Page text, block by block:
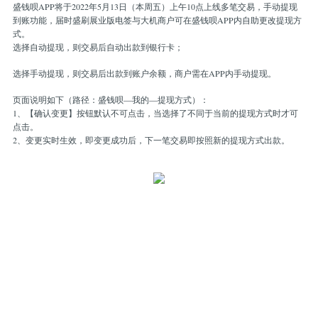
盛钱呗APP将于2022年5月13日（本周五）上午10点上线多笔交易，手动提现
到账功能，届时盛刷展业版电签与大机商户可在盛钱呗APP内自助更改提现方
式。
选择自动提现，则交易后自动出款到银行卡；
选择手动提现，则交易后出款到账户余额，商户需在APP内手动提现。
页面说明如下（路径：盛钱呗—我的—提现方式）：
1、【确认变更】按钮默认不可点击，当选择了不同于当前的提现方式时才可
点击。
2、变更实时生效，即变更成功后，下一笔交易即按照新的提现方式出款。